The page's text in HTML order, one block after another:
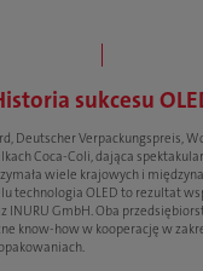
sukcesu
Deutscher Verpackungspreis,
Coca-Coli, dająca
wiele krajowych i
technologia OLED to rezultat
INURU GmbH. Oba
know-how w kooperację w